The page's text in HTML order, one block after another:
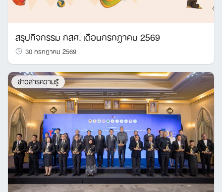
สรุปกิจกรรม กสศ. เดือนกรกฎาคม 2569
30 กรกฎาคม 2569
ข่าวสารความรู้